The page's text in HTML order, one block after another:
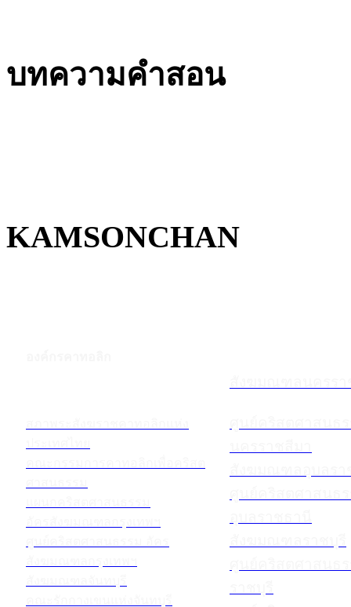
บทความคำสอน
KAMSONCHAN